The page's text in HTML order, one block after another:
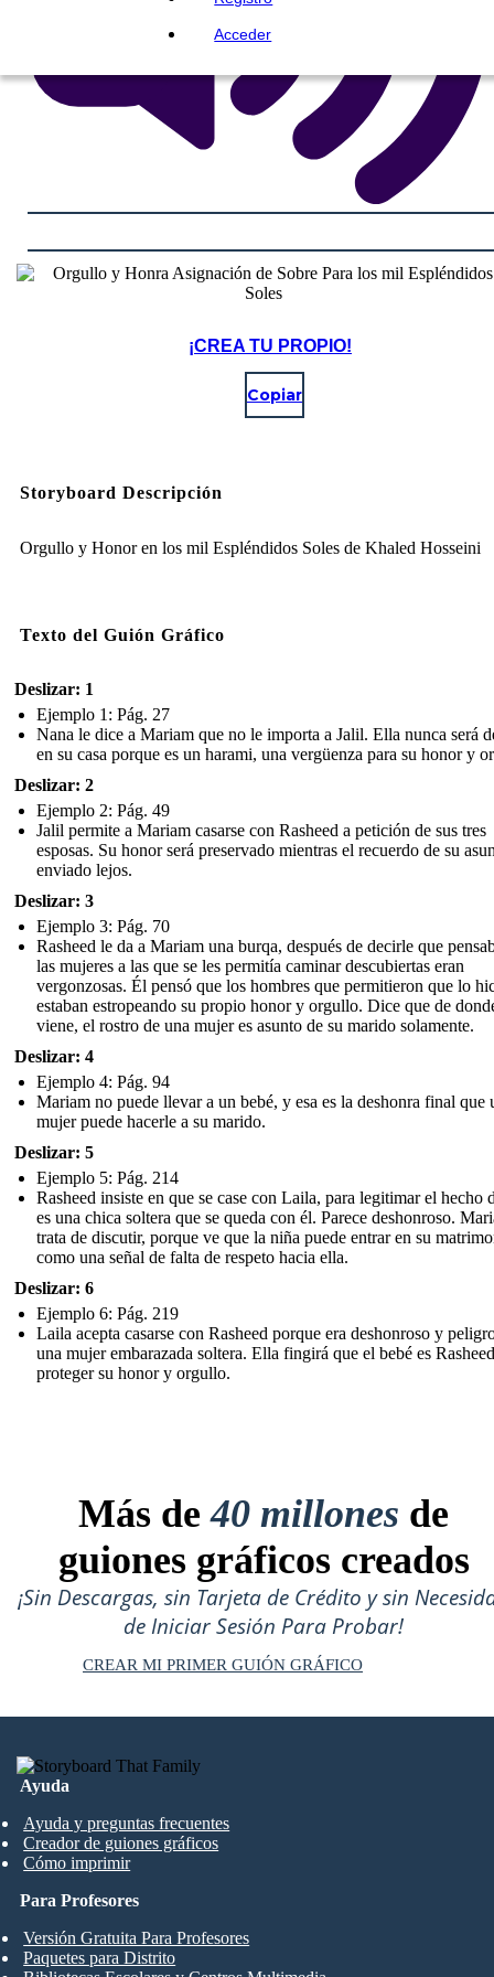
Acceder
¡CREA TU PROPIO!
Copiar
Storyboard Descripción
Orgullo y Honor en los mil Espléndidos Soles de Khaled Hosseini
Texto del Guión Gráfico
Deslizar: 1
Ejemplo 1: Pág. 27
Nana le dice a Mariam que no le importa a Jalil. Ella nunca será
en su casa porque es un harami, una vergüenza para su honor y
Deslizar: 2
Ejemplo 2: Pág. 49
Jalil permite a Mariam casarse con Rasheed a petición de sus tres
esposas. Su honor será preservado mientras el recuerdo de su
enviado lejos.
Deslizar: 3
Ejemplo 3: Pág. 70
Rasheed le da a Mariam una burqa, después de decirle que
las mujeres a las que se les permitía caminar descubiertas eran
vergonzosas. Él pensó que los hombres que permitieron que lo
estaban estropeando su propio honor y orgullo. Dice que de
viene, el rostro de una mujer es asunto de su marido solamente.
Deslizar: 4
Ejemplo 4: Pág. 94
Mariam no puede llevar a un bebé, y esa es la deshonra final que
mujer puede hacerle a su marido.
Deslizar: 5
Ejemplo 5: Pág. 214
Rasheed insiste en que se case con Laila, para legitimar el hecho
es una chica soltera que se queda con él. Parece deshonroso.
trata de discutir, porque ve que la niña puede entrar en su
como una señal de falta de respeto hacia ella.
Deslizar: 6
Ejemplo 6: Pág. 219
Laila acepta casarse con Rasheed porque era deshonroso y
una mujer embarazada soltera. Ella fingirá que el bebé es
proteger su honor y orgullo.
Más de40 millones de
guiones gráficos creados
¡Sin Descargas, sin Tarjeta de Crédito y sin
de Iniciar Sesión Para Probar!
CREAR MI PRIMER GUIÓN GRÁFICO
Ayuda
Ayuda y preguntas frecuentes
Creador de guiones gráficos
Cómo imprimir
Para Profesores
Versión Gratuita Para Profesores
Paquetes para Distrito